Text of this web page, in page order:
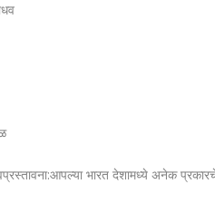
भारत देशामध्ये अनेक